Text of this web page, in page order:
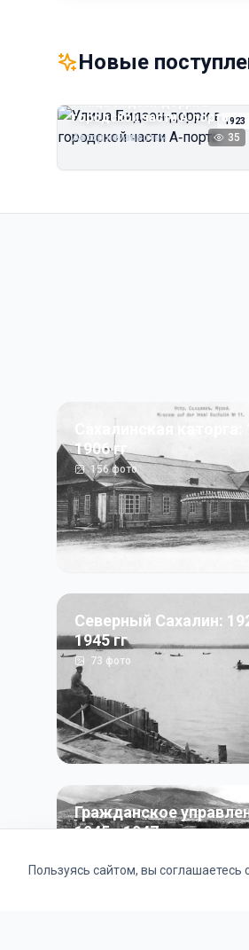
Новые
1923
Улица Бидзэн‑дорри в
городской части А‑порта
Автор неизвестен 35
Сахалинская каторга:
1906 гг
156фото
Северный Сахалин:
1945 гг
73 фото
Гражданское
1945 - 1947 гг
Пользуясь сайтом, вы соглашаетесь